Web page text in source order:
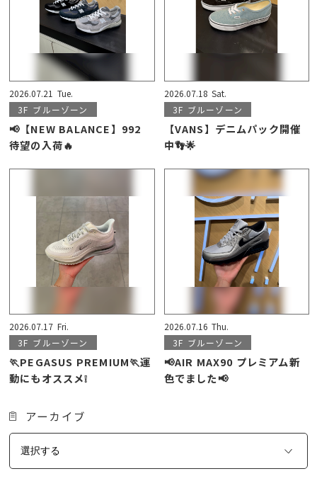
2026.07.21 Tue.
3F ブルーゾーン
📢【NEW BALANCE】992
待望の入荷🔥
2026.07.18 Sat.
3F ブルーゾーン
【VANS】デニムパック開催
中👣🌟
2026.07.17 Fri.
3F ブルーゾーン
🏃PEGASUS PREMIUM🏃運
動にもオススメ❕
2026.07.16 Thu.
3F ブルーゾーン
📢AIR MAX90 プレミアム新
色でました📢
アーカイブ